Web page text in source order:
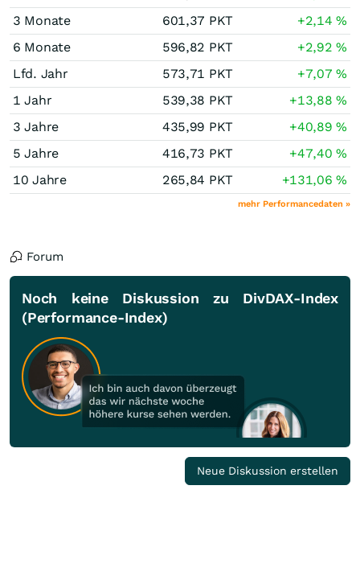
3 Monate
601,37 PKT +2,14%
6 Monate
596,82 PKT +2,92%
Lfd. Jahr
573,71 PKT +7,07%
1 Jahr
539,38 PKT +13,88%
3 Jahre
435,99 PKT +40,89%
5 Jahre
416,73 PKT +47,40%
10 Jahre
265,84 PKT +131,06%
mehr Performancedaten »
Forum
Noch keine Diskussion zu DivDAX-Index
(Performance-Index)
Neue Diskussion erstellen